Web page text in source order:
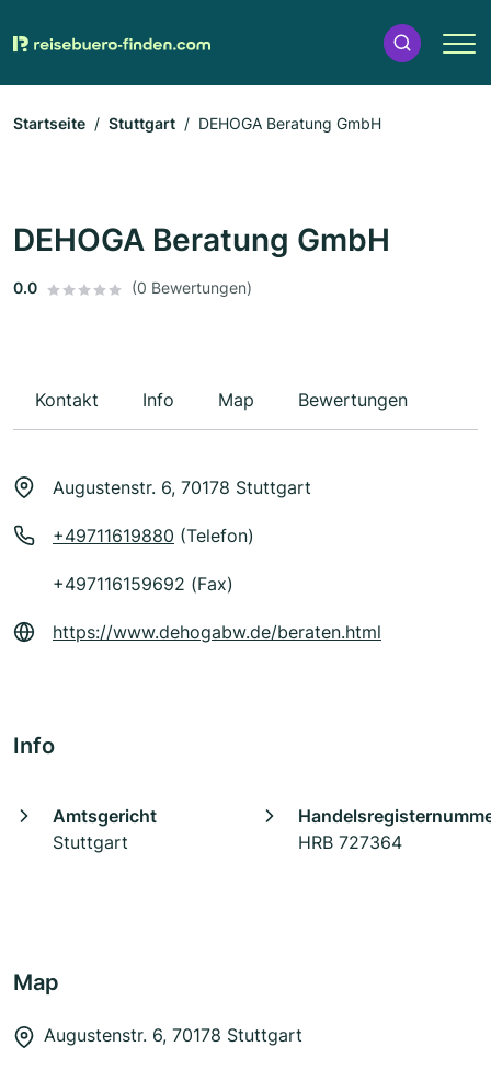
Startseite Stuttgart DEHOGA Beratung GmbH
DEHOGA Beratung GmbH
0.0 (0 Bewertungen)
Kontakt Info Map Bewertungen
Augustenstr. 6, 70178 Stuttgart
+49711619880 (Telefon)
+497116159692 (Fax)
https://www.dehogabw.de/beraten.html
Info
Amtsgericht
Stuttgart
HRB 727364
Map
Augustenstr. 6, 70178 Stuttgart